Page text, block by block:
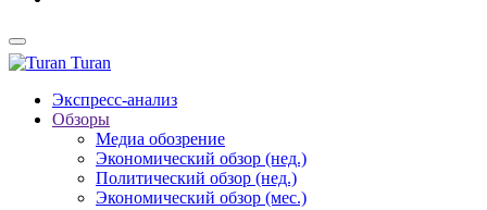
Turan
Экспресс-анализ
Обзоры
Медиа обозрение
Экономический обзор (нед.)
Политический обзор (нед.)
Экономический обзор (мес.)